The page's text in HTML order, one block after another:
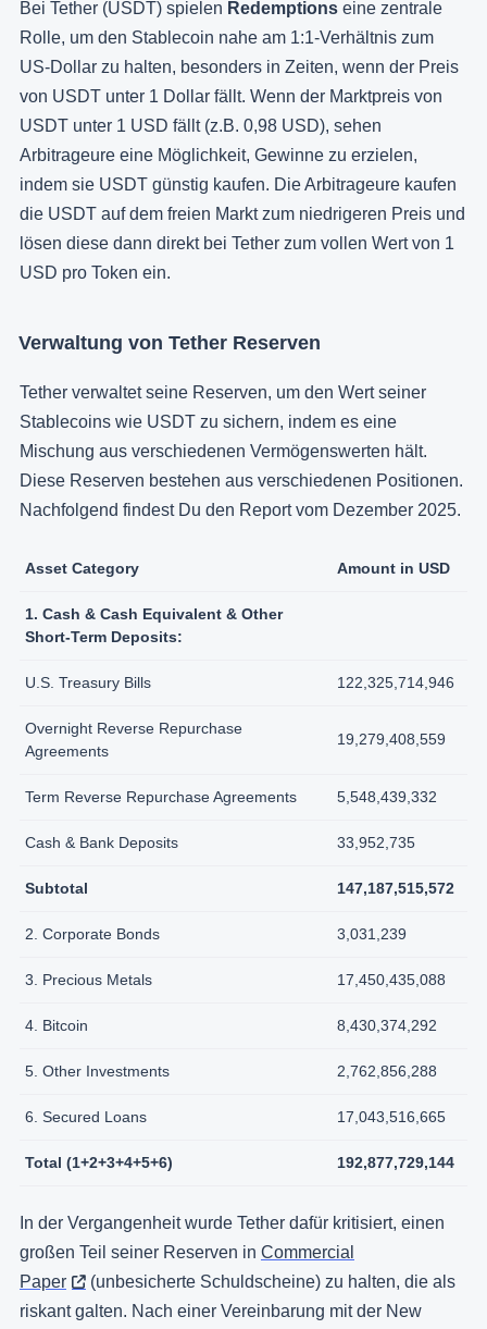
Bei Tether (USDT) spielen Redemptions eine zentrale
Rolle, um den Stablecoin nahe am 1:1-Verhältnis zum
US-Dollar zu halten, besonders in Zeiten, wenn der Preis
von USDT unter 1 Dollar fällt. Wenn der Marktpreis von
USDT unter 1 USD fällt (z.B. 0,98 USD), sehen
Arbitrageure eine Möglichkeit, Gewinne zu erzielen,
indem sie USDT günstig kaufen. Die Arbitrageure kaufen
die USDT auf dem freien Markt zum niedrigeren Preis und
lösen diese dann direkt bei Tether zum vollen Wert von 1
USD pro Token ein.
Verwaltung von Tether Reserven
Tether verwaltet seine Reserven, um den Wert seiner
Stablecoins wie USDT zu sichern, indem es eine
Mischung aus verschiedenen Vermögenswerten hält.
Diese Reserven bestehen aus verschiedenen Positionen.
Nachfolgend findest Du den Report vom Dezember 2025.
Asset Category Amount in USD
1. Cash & Cash Equivalent & Other
Short-Term Deposits:
U.S. Treasury Bills 122,325,714,946
Overnight Reverse Repurchase
Agreements
19,279,408,559
Term Reverse Repurchase Agreements 5,548,439,332
Cash & Bank Deposits 33,952,735
Subtotal 147,187,515,572
2. Corporate Bonds 3,031,239
3. Precious Metals 17,450,435,088
4. Bitcoin 8,430,374,292
5. Other Investments 2,762,856,288
6. Secured Loans 17,043,516,665
Total (1+2+3+4+5+6) 192,877,729,144
In der Vergangenheit wurde Tether dafür kritisiert, einen
großen Teil seiner Reserven in Commercial
Paper
(unbesicherte Schuldscheine) zu halten, die als
riskant galten. Nach einer Vereinbarung mit der New